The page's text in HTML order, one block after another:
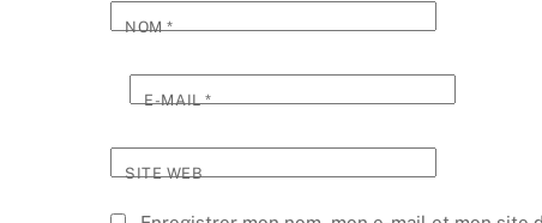
NOM*
E-MAIL*
SITE WEB